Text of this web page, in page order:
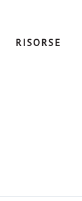
RISORSE